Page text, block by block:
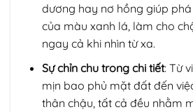
dương hay nơ hồng giúp
của màu xanh lá, làm cho
ngay cả khi nhìn từ xa.
Sự chỉn chu trong chi tiết: Từ
mịn bao phủ mặt đất đến
thân chậu, tất cả đều nhằm